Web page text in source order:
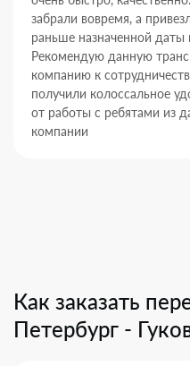
забрали вовремя, а
раньше назначенной даты
Рекомендую данную
компанию к
получили колоссальное
от работы с ребятами из
компании
Как заказать
Петербург -